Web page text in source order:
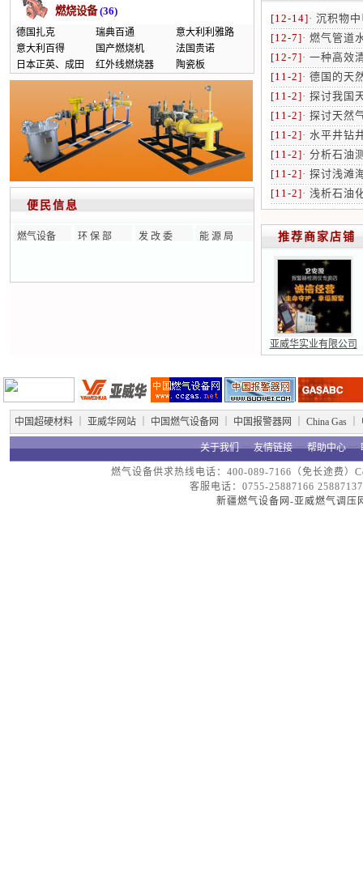
燃烧设备(36)
德国扎克 瑞典百通
意大利利雅路
意大利百得
国产燃烧机
法国贵诺
日本正英、成田
红外线燃烧器 陶瓷板
便民信息
燃气设备 环 保 部 发 改 委 能 源 局
[12-14]· 沉积物
[12-7]· 燃气管道
[12-7]· 一种高效
[11-2]· 德国的天
[11-2]· 探讨我国
[11-2]· 探讨天然
[11-2]· 水平井钻
[11-2]· 分析石油
[11-2]· 探讨浅滩
[11-2]· 浅析石油
推荐商家店铺
亚威华实业有限公司
中国超硬材料 亚威华网站 中国燃气设备网 中国报警器网 China Gas
关于我们┈友情链接┈帮助中心┈
燃气设备供求热线电话：400-089-7166（免长途费
客服电话：0755-25887166
新疆燃气设备网-亚威燃气调压